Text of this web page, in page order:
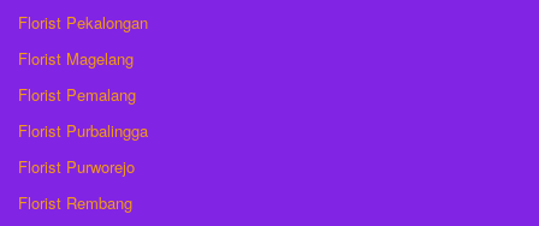
Florist Pekalongan
Florist Magelang
Florist Pemalang
Florist Purbalingga
Florist Purworejo
Florist Rembang